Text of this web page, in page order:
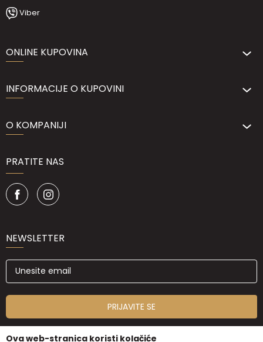
Viber
ONLINE KUPOVINA
INFORMACIJE O KUPOVINI
O KOMPANIJI
PRATITE NAS
NEWSLETTER
PRIJAVITE SE
Ova web-stranica koristi kolačiće